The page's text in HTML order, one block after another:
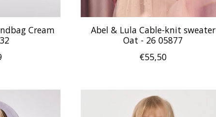
Cream
Abel & Lula Cable-knit sweater
Oat - 26 05877
€55,50